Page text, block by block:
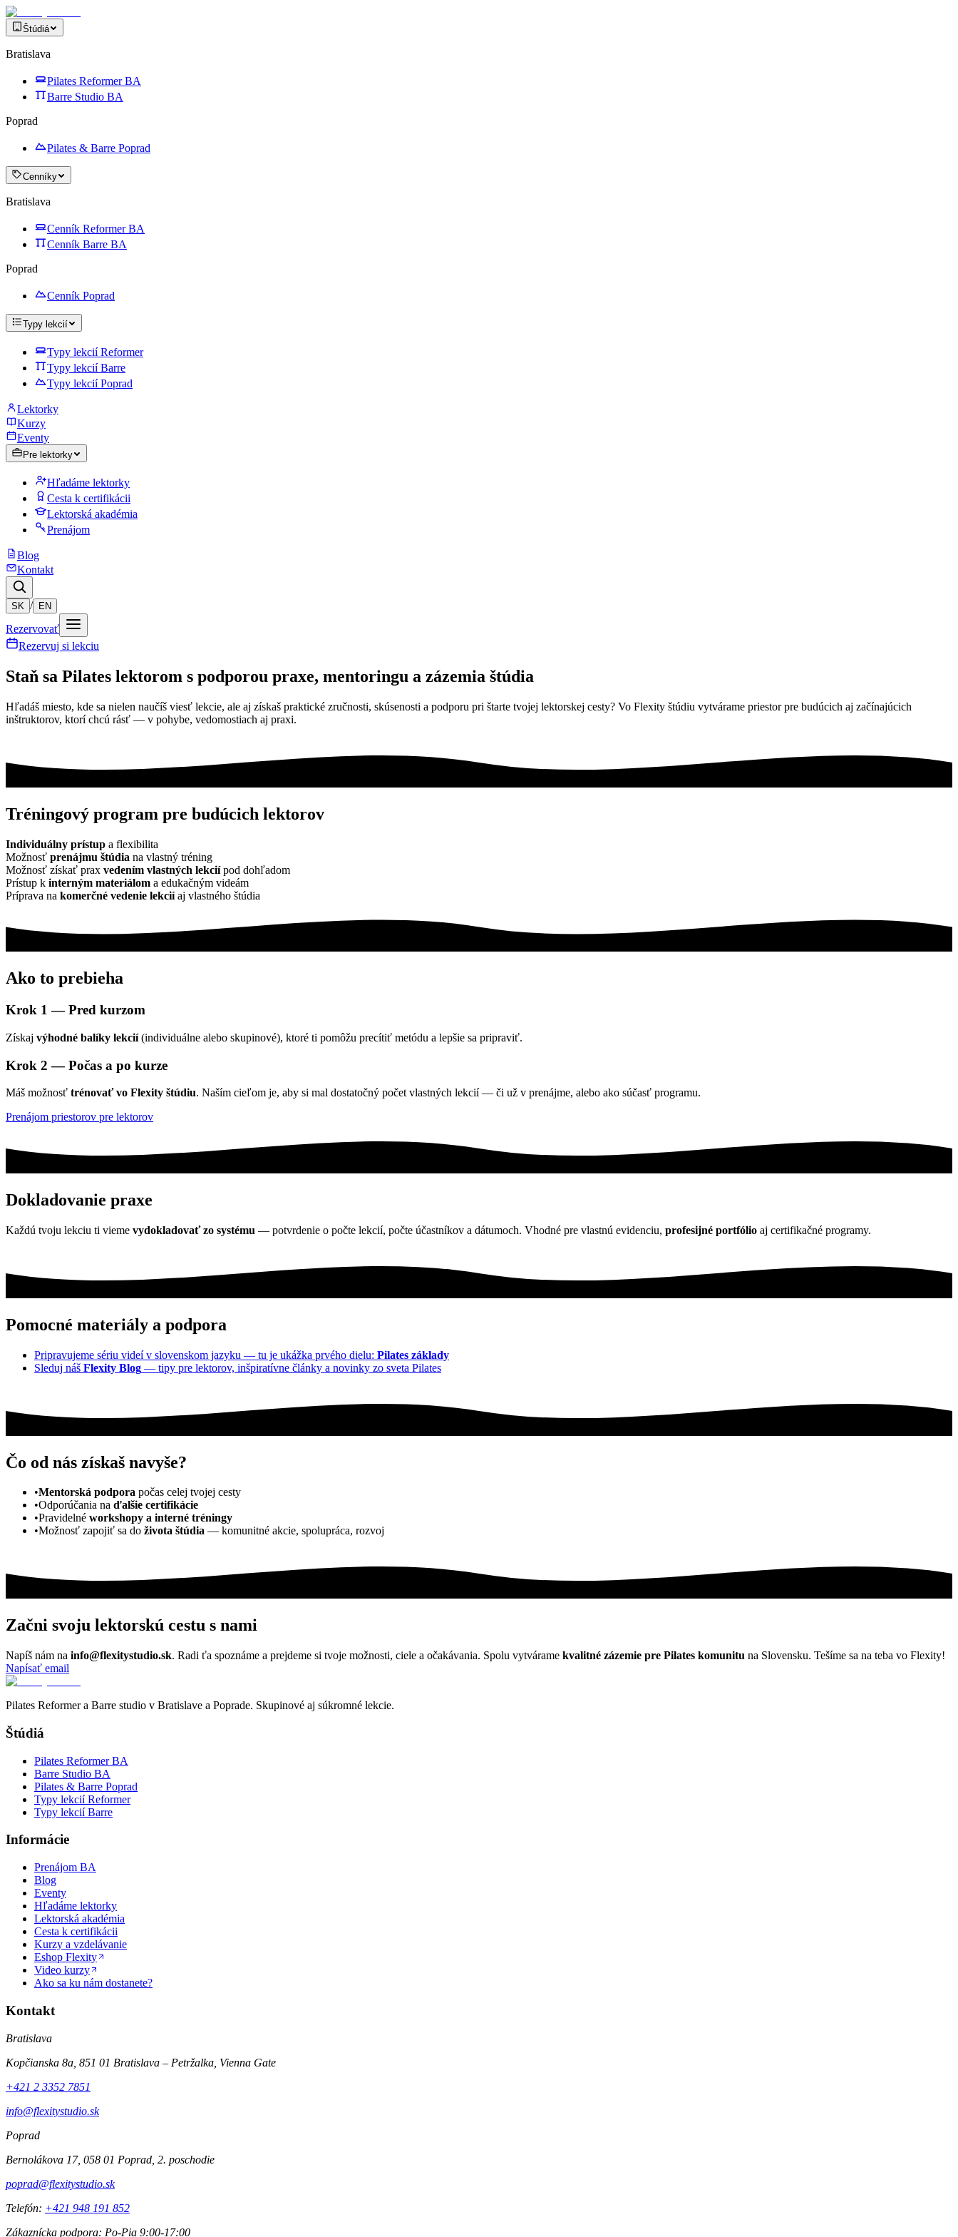
Štúdiá
Bratislava
Pilates Reformer BA
Barre Studio BA
Poprad
Pilates & Barre Poprad
Cenníky
Bratislava
Cenník Reformer BA
Cenník Barre BA
Poprad
Cenník Poprad
Typy lekcií
Typy lekcií Reformer
Typy lekcií Barre
Typy lekcií Poprad
Lektorky
Kurzy
Eventy
Pre lektorky
Hľadáme lektorky
Cesta k certifikácii
Lektorská akadémia
Prenájom
Blog
Kontakt
SK / EN
Rezervovať
Rezervuj si lekciu
Staň sa Pilates lektorom s podporou praxe, mentoringu a zázemia štúdia
Hľadáš miesto, kde sa nielen naučíš viesť lekcie, ale aj získaš praktické zručnosti, skúsenosti a podporu pri štarte tvojej lektorskej cesty? Vo Flexity štúdiu vytvárame priestor pre budúcich aj začínajúcich
inštruktorov, ktorí chcú rásť — v pohybe, vedomostiach aj praxi.
Tréningový program pre budúcich lektorov
Individuálny prístup a flexibilita
Možnosť prenájmu štúdia na vlastný tréning
Možnosť získať prax vedením vlastných lekciípod dohľadom
Prístup k interným materiálom a edukačným videám
Príprava na komerčné vedenie lekciíaj vlastného štúdia
Ako to prebieha
Krok 1 — Pred kurzom
Získaj výhodné balíky lekcií(individuálne alebo skupinové), ktoré ti pomôžu precítiť metódu a lepšie sa pripraviť.
Krok 2 — Počas a po kurze
Máš možnosť trénovať vo Flexity štúdiu. Naším cieľom je, aby si mal dostatočný počet vlastných lekcií — či už v prenájme, alebo ako súčasť programu.
Prenájom priestorov pre lektorov
Dokladovanie praxe
Každú tvoju lekciu ti vieme vydokladovať zo systému — potvrdenie o počte lekcií, počte účastníkov a dátumoch. Vhodné pre vlastnú evidenciu, profesijné portfólio aj certifikačné programy.
Pomocné materiály a podpora
Pripravujeme sériu videí v slovenskom jazyku — tu je ukážka prvého dielu: Pilates základy
Sleduj náš Flexity Blog — tipy pre lektorov, inšpiratívne články a novinky zo sveta Pilates
Čo od nás získaš navyše?
•Mentorská podpora počas celej tvojej cesty
•Odporúčania na ďalšie certifikácie
•Pravidelné workshopy a interné tréningy
•Možnosť zapojiť sa do života štúdia — komunitné akcie, spolupráca, rozvoj
Začni svoju lektorskú cestu s nami
Napíš nám na info@flexitystudio.sk. Radi ťa spoznáme a prejdeme si tvoje možnosti, ciele a očakávania. Spolu vytvárame kvalitné zázemie pre Pilates komunitu na Slovensku. Tešíme sa na teba vo Flexity!
Napísať email
Pilates Reformer a Barre studio v Bratislave a Poprade. Skupinové aj súkromné lekcie.
Štúdiá
Pilates Reformer BA
Barre Studio BA
Pilates & Barre Poprad
Typy lekcií Reformer
Typy lekcií Barre
Informácie
Prenájom BA
Blog
Eventy
Hľadáme lektorky
Lektorská akadémia
Cesta k certifikácii
Kurzy a vzdelávanie
Eshop Flexity
Video kurzy
Ako sa ku nám dostanete?
Kontakt
Bratislava
Kopčianska 8a, 851 01 Bratislava – Petržalka, Vienna Gate
+421 2 3352 7851
info@flexitystudio.sk
Poprad
Bernolákova 17, 058 01 Poprad, 2. poschodie
poprad@flexitystudio.sk
Telefón: +421 948 191 852
Zákaznícka podpora: Po-Pia 9:00-17:00